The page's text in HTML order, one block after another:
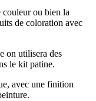
ou bien la
de coloration avec
on utilisera des
le kit patine.
avec une finition